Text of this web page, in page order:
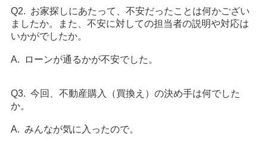
Q2. お家探しにあたって、不安だったことは何かござい
ましたか。また、不安に対しての担当者の説明や対応は
いかがでしたか。
A. ローンが通るかが不安でした。
Q3. 今回、不動産購入（買換え）の決め手は何でした
か。
A. みんなが気に入ったので。